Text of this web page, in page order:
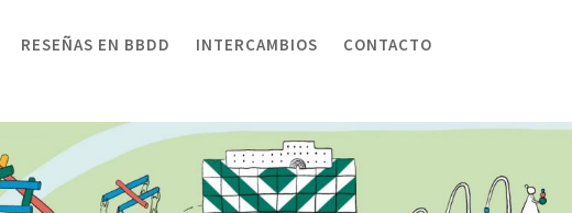
RESEÑAS EN BBDD INTERCAMBIOS CONTACTO